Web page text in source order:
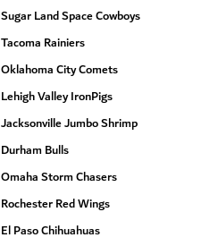
Sugar Land Space Cowboys
Tacoma Rainiers
Oklahoma City Comets
Lehigh Valley IronPigs
Jacksonville Jumbo Shrimp
Durham Bulls
Omaha Storm Chasers
Rochester Red Wings
El Paso Chihuahuas